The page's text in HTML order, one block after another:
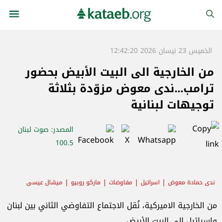
الخميس 23 نيسان 2026 12:42:20
من الخارجية الى البيت الأبيض بحضور
ترامب...ندى معوض مزوّدة بثلاثة
توجيهات لبنانية
المصدر: صوت لبنان
100.5
ندى حمادة معوض اسرائيل مفاوضات ماركو روبيو ميشال عيسى
من الخارجية الاميركية، نُقل الاجتماع التفاوضي الثاني بين لبنان